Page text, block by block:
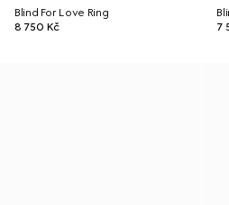
Blind For Love Ring
8 750 Kč
7